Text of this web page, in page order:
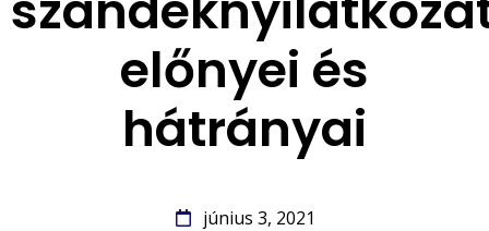
előnyei és
hátrányai
június 3, 2021